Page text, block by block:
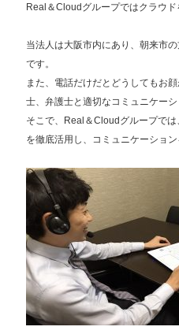
Real＆Cloudグループではクラウド
当法人は大阪市内にあり、朝来市
です。
また、電話だけだとどうしてもお
士、弁護士と適切なコミュニケー
そこで、Real＆Cloudグループで
を徹底活用し、コミュニケーション